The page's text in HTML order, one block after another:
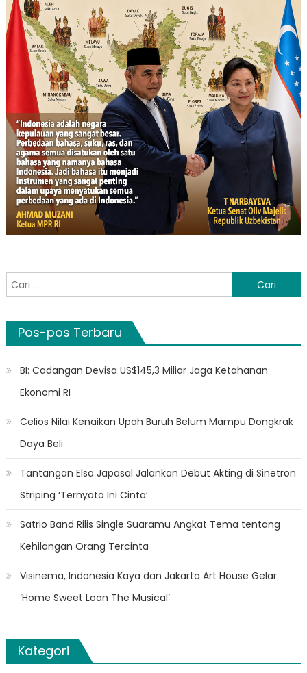
Cari
untuk:
Pos-pos Terbaru
BI: Cadangan Devisa US$145,3 Miliar Jaga Ketahanan
Ekonomi RI
Celios Nilai Kenaikan Upah Buruh Belum Mampu Dongkrak
Daya Beli
Tantangan Elsa Japasal Jalankan Debut Akting di Sinetron
Striping ‘Ternyata Ini Cinta’
Satrio Band Rilis Single Suaramu Angkat Tema tentang
Kehilangan Orang Tercinta
Visinema, Indonesia Kaya dan Jakarta Art House Gelar
‘Home Sweet Loan The Musical’
Kategori